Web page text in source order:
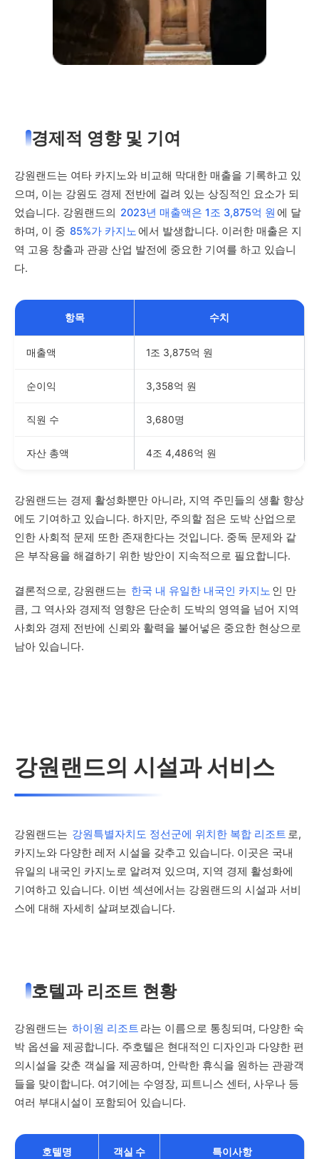
경제적 영향 및 기여
강원랜드는 여타 카지노와 비교해 막대한 매출을 기록하고 있
으며, 이는 강원도 경제 전반에 걸려 있는 상징적인 요소가 되
었습니다. 강원랜드의 2023년 매출액은 1조 3,875억 원 에 달
하며, 이 중 85%가 카지노 에서 발생합니다. 이러한 매출은 지
역 고용 창출과 관광 산업 발전에 중요한 기여를 하고 있습니
다.
항목 수치
매출액 1조 3,875억 원
순이익 3,358억 원
직원 수 3,680명
자산 총액 4조 4,486억 원
강원랜드는 경제 활성화뿐만 아니라, 지역 주민들의 생활 향상
에도 기여하고 있습니다. 하지만, 주의할 점은 도박 산업으로
인한 사회적 문제 또한 존재한다는 것입니다. 중독 문제와 같
은 부작용을 해결하기 위한 방안이 지속적으로 필요합니다.
결론적으로, 강원랜드는 한국 내 유일한 내국인 카지노 인 만
큼, 그 역사와 경제적 영향은 단순히 도박의 영역을 넘어 지역
사회와 경제 전반에 신뢰와 활력을 불어넣은 중요한 현상으로
남아 있습니다.
강원랜드의 시설과 서비스
강원랜드는 강원특별자치도 정선군에 위치한 복합 리조트 로,
카지노와 다양한 레저 시설을 갖추고 있습니다. 이곳은 국내
유일의 내국인 카지노로 알려져 있으며, 지역 경제 활성화에
기여하고 있습니다. 이번 섹션에서는 강원랜드의 시설과 서비
스에 대해 자세히 살펴보겠습니다.
호텔과 리조트 현황
강원랜드는 하이원 리조트 라는 이름으로 통칭되며, 다양한 숙
박 옵션을 제공합니다. 주호텔은 현대적인 디자인과 다양한 편
의시설을 갖춘 객실을 제공하며, 안락한 휴식을 원하는 관광객
들을 맞이합니다. 여기에는 수영장, 피트니스 센터, 사우나 등
여러 부대시설이 포함되어 있습니다.
호텔명 객실 수 특이사항